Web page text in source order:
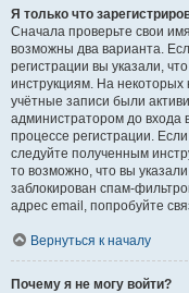
Я только что
Сначала проверьте свои
возможны два варианта.
регистрации вы указали,
инструкциям. На
учётные записи были
администратором до входа
процессе регистрации.
следуйте полученным
то возможно, что вы
заблокирован спам-
адрес email, попробуйте
Вернуться к началу
Почему я не могу войти?